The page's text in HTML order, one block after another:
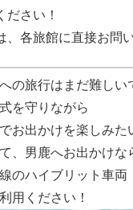
ださい！
、各旅館に直接お問
の旅行はまだ難しい
を守りながら
お出かけを楽しみた
、男鹿へお出かけな
のハイブリット車両
用ください！